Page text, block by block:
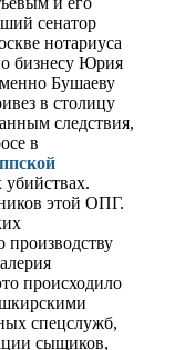
сенатор
нотариуса
бизнесу Юрия
Бушаеву
в столицу
следствия,
в
убийствах.
этой ОПГ.
производству
происходило
спецслужб,
сыщиков,